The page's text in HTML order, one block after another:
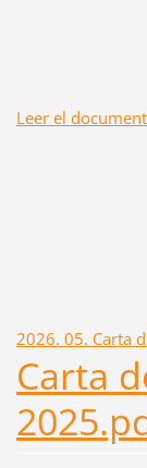
Leer el
2026. 05. Carta
Carta